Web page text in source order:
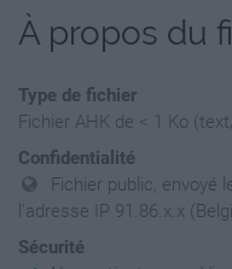
À propos du
Type de fichier
Fichier AHK de < 1 Ko
Confidentialité
Fichier public, envoyé
l'adresse IP 91.86.x.x
Sécurité